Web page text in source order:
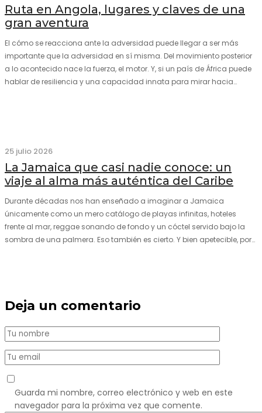
Ruta en Angola, lugares y claves de una
gran aventura
El cómo se reacciona ante la adversidad puede llegar a ser más
importante que la adversidad en sí misma. Del movimiento posterior
a lo acontecido nace la fuerza, el motor. Y, si un país de África puede
hablar de resiliencia y una capacidad innata para mirar hacia
25 julio 2026
La Jamaica que casi nadie conoce: un
viaje al alma más auténtica del Caribe
Durante décadas nos han enseñado a imaginar a Jamaica
únicamente como un mero catálogo de playas infinitas, hoteles
frente al mar, reggae sonando de fondo y un cóctel servido bajo la
sombra de una palmera. Eso también es cierto. Y bien apetecible, por
Deja un comentario
Guarda mi nombre, correo electrónico y web en este
navegador para la próxima vez que comente.